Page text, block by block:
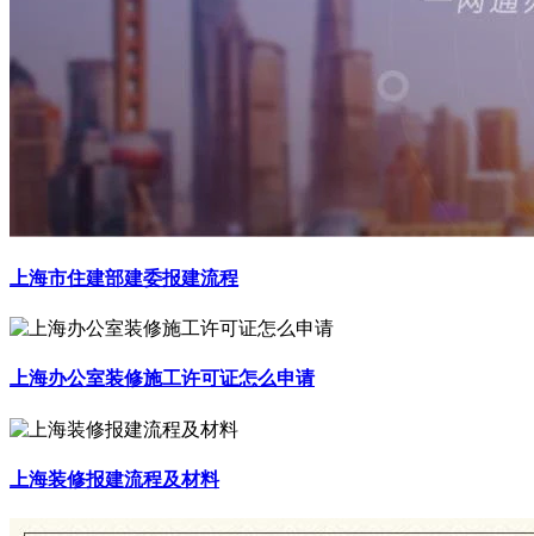
上海市住建部建委报建流程
上海办公室装修施工许可证怎么申请
上海装修报建流程及材料